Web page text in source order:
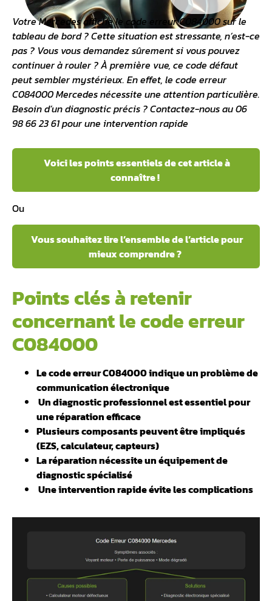
Votre Mercedes affiche le code erreur C084000 sur le
tableau de bord ? Cette situation est stressante, n’est-ce
pas ? Vous vous demandez sûrement si vous pouvez
continuer à rouler ? À première vue, ce code défaut
peut sembler mystérieux. En effet, le code erreur
C084000 Mercedes nécessite une attention particulière.
Besoin d’un diagnostic précis ? Contactez-nous au 06
98 66 23 61 pour une intervention rapide
Voici les points essentiels de cet article à
connaître !
Ou
Vous souhaitez lire l’ensemble de l’article pour
mieux comprendre ?
Points clés à retenir
concernant le code erreur
C084000
Le code erreur C084000 indique un problème de
communication électronique
️ Un diagnostic professionnel est essentiel pour
une réparation efficace
Plusieurs composants peuvent être impliqués
(EZS, calculateur, capteurs)
La réparation nécessite un équipement de
diagnostic spécialisé
️ Une intervention rapide évite les complications